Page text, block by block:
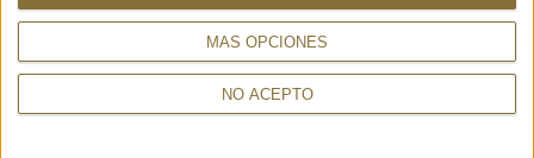
MÁS OPCIONES
NO ACEPTO